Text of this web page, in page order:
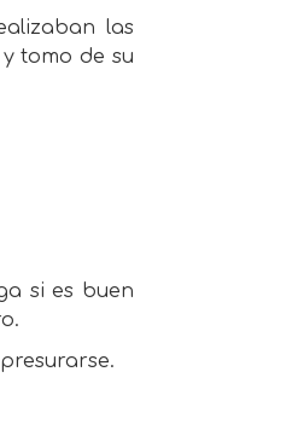
las
tomo de su
si es buen